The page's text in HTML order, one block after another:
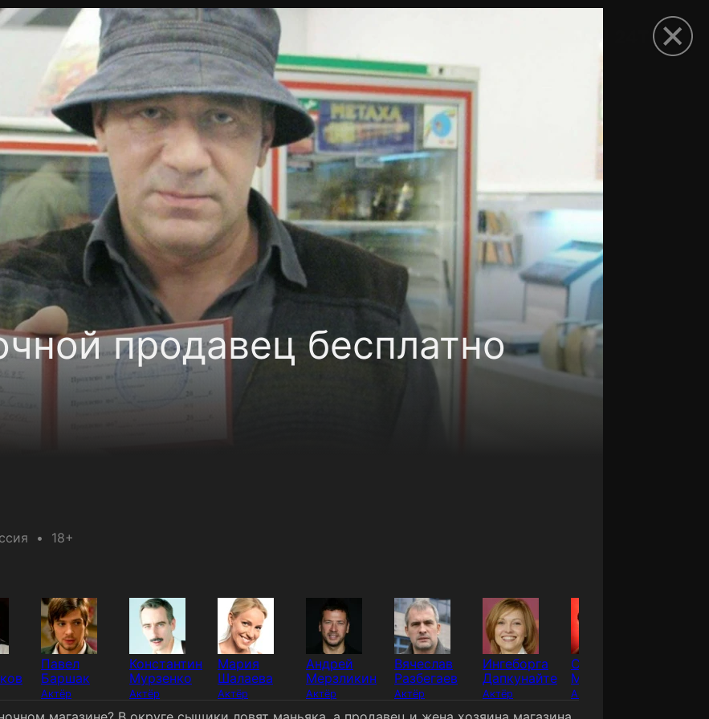
продавец бесплатно
18+
Павел
Баршак
Актёр
Константин
Мурзенко
Актёр
Мария
Шалаева
Актёр
Андрей
Мерзликин
Актёр
Вячеслав
Разбегаев
Актёр
Ингеборга
Дапкунайте
Актёр
Спартак
Мишулин
Актёр
конфиденциальности Для партнёров
каналы Контакты